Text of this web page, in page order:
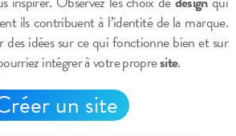
ils contribuent à l’identité de la marque.
des idées sur ce qui fonctionne bien et sur
intégrer à votre propresite.
un site